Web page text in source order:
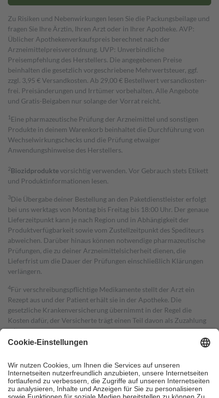
Zu Risiken und Nebenwirkungen lesen Sie die Packungsbeilage und
fragen Sie Ihre Ärztin, Ihren Arzt oder in Ihrer Apotheke. AVP:
Üblicher Apothekenverkaufspreis berechnet nach der
Arzneimittelpreisverordnung. UVP: Unverbindliche
Preisempfehlung des Herstellers. Die angegebenen Preise
beinhalten die gesetzlich vorgeschriebene Mehrwertsteuer, ggf.
zzgl. 3,95 € Versandkosten. Ab 29,00 € Bestell­wert versand­kosten­
frei. Preisänderungen und Irrtümer vorbehalten. Alle Angebote
und Gratis-Beigaben nur solange der Vorrat reicht.
1 Eine pharmazeutische Prüfung der Arzneimittel und sonstigen
Produkte in deinem Warenkorb beinhaltet die Durchführung von
Wechselwirkungschecks und die Prüfung etwaiger
Anwendungshinweise des Herstellers.
2Biozidproduktevorsichtig verwenden. Vor Gebrauch stets Etikett
und Produktinformationen lesen.
3Die Übergabe deiner Bestellung an den Paketdienstleister erfolgt
bei uns werktags von Montag bis Freitag bis 18:00 Uhr. Der genaue
Lieferzeitpunkt kann je nach Region und in Abhängigkeit der
Produktverfügbarkeit sowie vom Zustellzeitpunkt des Spediteurs
abweichen. Darüber hinaus können notwendige pharmazeutische
Prüfungen, die zu deiner Arzneimittelsicherheit dienen, die
Lieferfrist um die Dauer der Prüfungen einschließlich Klärungen
verlängern.
4Für verschreibungspflichtige Medikamente stellt der Arzt ein
Rezept aus und der Patient erhält sie in der Apotheke. Die
gesetzliche Krankenversicherung übernimmt in der Regel die
Kosten dafür, der Versicherte trägt einen Teil davon als Zuzahlung
mit.
Grundsätzlich leisten Mitglieder Zuzahlungen in Höhe von zehn
höchstens zehn Euro.
Es sind jedoch nie mehr als die tatsächlichen
Kosten der Leistung zu entrichten.
Diese Regeln gelten grundsätzlich auch für Online-Apotheken.
Bei Heilmitteln und häuslicher Krankenpflege beträgt die